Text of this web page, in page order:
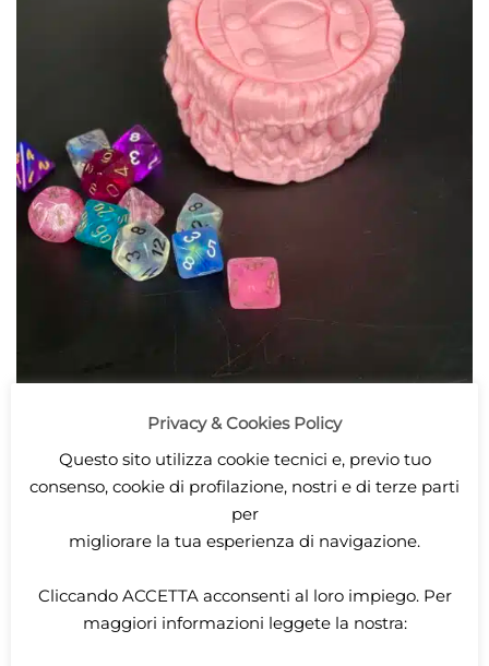
12,00€
ADD TO CART
Privacy & Cookies Policy
Questo sito utilizza cookie tecnici e, previo tuo
consenso, cookie di profilazione, nostri e di terze parti
per
migliorare la tua esperienza di navigazione.
Cliccando ACCETTAacconsenti al loro impiego. Per
maggiori informazioni leggete la nostra: